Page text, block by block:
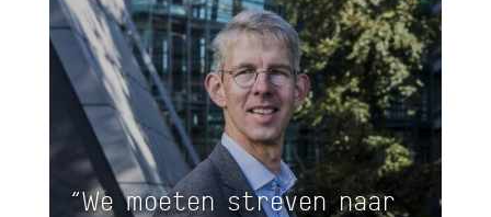
“We moeten streven naar